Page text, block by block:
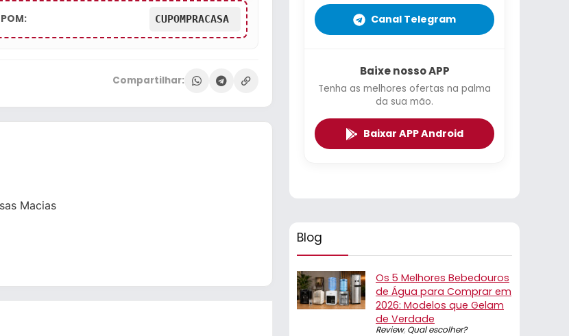
CUPOMPRACASA
Compartilhar:
Macias
Canal Telegram
Baixe nosso APP
Tenha as melhores ofertas na palma
da sua mão.
Baixar APP Android
Blog
Os 5 Melhores Bebedouros
de Água para Comprar em
2026: Modelos que Gelam
de Verdade
Review, Qual escolher?